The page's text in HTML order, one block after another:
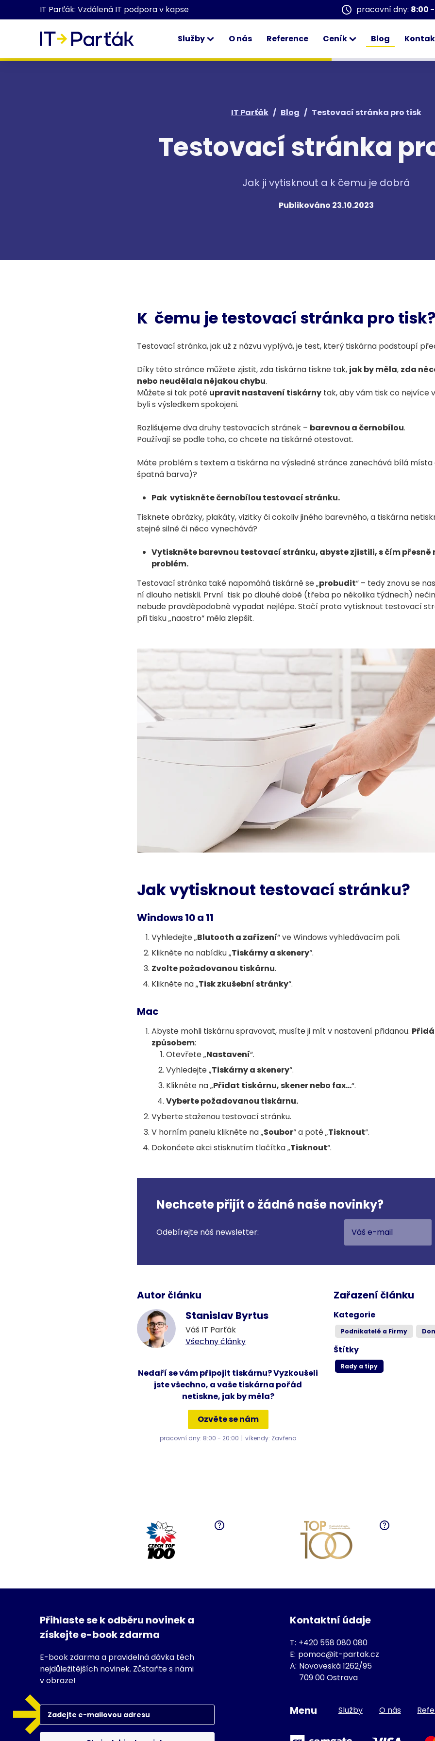
IT Parťák: Vzdálená IT podpora v kapse pracovní dny: 8:00
Služby O nás Reference Ceník Blog
IT Parťák / Blog / Testovací stránka pro tisk
Testovací stránka
Jak ji vytisknout a k čemu je dobrá
Publikováno 23.10.2023
K čemu je testovací stránka pro tisk?
Testovací stránka, jak už z názvu vyplývá, je test, který tiskárna podstoupí
Díky této stránce můžete zjistit, zda tiskárna tiskne tak, jak by měla, zda
nebo neudělala nějakou chybu.
Můžete si tak poté upravit nastavení tiskárny tak, aby vám tisk co nejvíce
byli s výsledkem spokojeni.
Rozlišujeme dva druhy testovacích stránek – barevnou a černobílou.
Používají se podle toho, co chcete na tiskárně otestovat.
Máte problém s textem a tiskárna na výsledné stránce zanechává bílá
špatná barva)?
Pak vytiskněte černobílou testovací stránku.
Tisknete obrázky, plakáty, vizitky či cokoliv jiného barevného, a tiskárna
stejně silně či něco vynechává?
Vytiskněte barevnou testovací stránku, abyste zjistili, s čím přesně
problém.
Testovací stránka také napomáhá tiskárně se „probudit“ – tedy znovu se
ní dlouho netiskli. První tisk po dlouhé době (třeba po několika týdnech)
nebude pravděpodobně vypadat nejlépe. Stačí proto vytisknout testovací
při tisku „naostro“ měla zlepšit.
Jak vytisknout testovací stránku?
Windows 10 a 11
Vyhledejte „Blutooth a zařízení“ ve Windows vyhledávacím poli.
Klikněte na nabídku „Tiskárny a skenery“.
Zvolte požadovanou tiskárnu.
Klikněte na „Tisk zkušební stránky“.
Mac
Abyste mohli tiskárnu spravovat, musíte ji mít v nastavení přidanou.
způsobem:
Otevřete „Nastavení“.
Vyhledejte „Tiskárny a skenery“.
Klikněte na „Přidat tiskárnu, skener nebo fax…“.
Vyberte požadovanou tiskárnu.
Vyberte staženou testovací stránku.
V horním panelu klikněte na „Soubor“ a poté „Tisknout“.
Dokončete akci stisknutím tlačítka „Tisknout“.
Nechcete přijít o žádné naše novinky?
Odebírejte náš newsletter:
Autor článku
Stanislav Byrtus
Váš IT Parťák
Všechny články
Nedaří se vám připojit tiskárnu? Vyzkoušeli
jste všechno, a vaše tiskárna pořád
netiskne, jak by měla?
Ozvěte se nám
pracovní dny: 8:00 - 20:00 | víkendy: Zavřeno
Zařazení článku
Kategorie
Podnikatelé a Firmy
Štítky
Rady a tipy
Přihlaste se k odběru novinek a
získejte e-book zdarma
E-book zdarma a pravidelná dávka těch
nejdůležitějších novinek. Zůstaňte s námi
v obraze!
Kontaktní údaje
T: +420 558 080 080
E: pomoc@it-partak.cz
A: Novoveská 1262/95
709 00 Ostrava
Menu Služby O nás